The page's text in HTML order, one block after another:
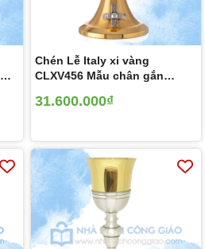
Chén Lễ Italy xi vàng
CLXV456 Mẫu chân gắn
31.600.000₫